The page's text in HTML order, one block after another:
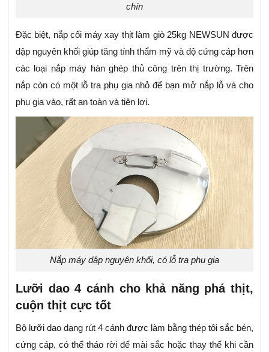
chín
Đặc biệt, nắp cối máy xay thịt làm giò 25kg NEWSUN được
dập nguyên khối giúp tăng tính thẩm mỹ và độ cứng cáp hơn
các loại nắp máy hàn ghép thủ công trên thị trường. Trên
nắp còn có một lỗ tra phụ gia nhỏ để bạn mở nắp lỗ và cho
phụ gia vào, rất an toàn và tiện lợi.
Nắp máy dập nguyên khối, có lỗ tra phụ gia
Lưỡi dao 4 cánh cho khả năng phá thịt,
cuộn thịt cực tốt
Bộ lưỡi dao dạng rút 4 cánh được làm bằng thép tôi sắc bén,
cứng cáp, có thể tháo rời để mài sắc hoặc thay thế khi cần